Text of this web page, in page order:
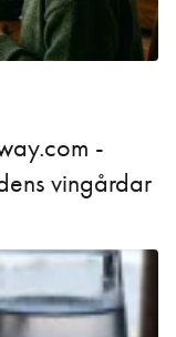
-
vingårdar